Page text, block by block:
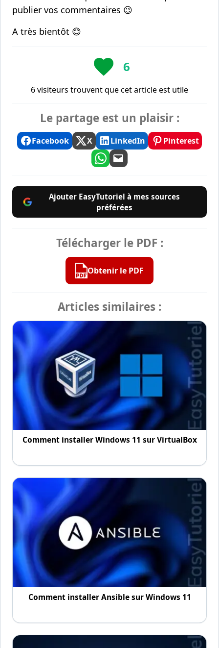
publier vos commentaires 😉
A très bientôt 😊
6
6 visiteurs trouvent que cet article est utile
Le partage est un plaisir :
Facebook X LinkedIn Pinterest
Ajouter EasyTutoriel à mes sources
préférées
Télécharger le PDF :
Obtenir le PDF
Articles similaires :
Comment installer Windows 11 sur VirtualBox
Comment installer Ansible sur Windows 11